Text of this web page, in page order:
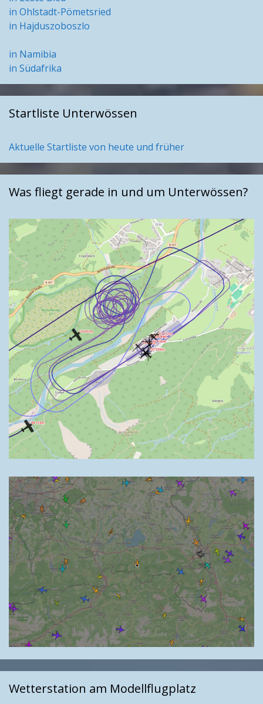
in Ohlstadt-Pömetsried
in Hajduszoboszlo
in Namibia
in Südafrika
Startliste Unterwössen
Aktuelle Startliste von heute und früher
Was fliegt gerade in und um Unterwössen?
Wetterstation am Modellflugplatz